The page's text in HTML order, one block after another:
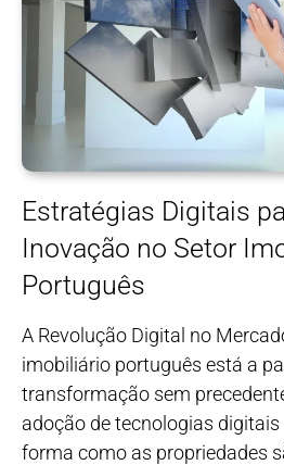
Estratégias Digitais
Inovação no Setor
Português
A Revolução Digital no
imobiliário português está a
transformação sem
adoção de tecnologias
forma como as propriedades